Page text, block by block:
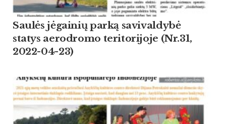
Saulės jėgainių parką savivaldybė
statys aerodromo teritorijoje (Nr.31,
2022-04-23)